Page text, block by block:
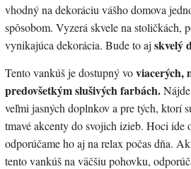
vhodný na dekoráciu vášho domova
spôsobom. Vyzerá skvele na stoličkách,
vynikajúca dekorácia. Bude to aj skvelý
Tento vankúš je dostupný voviacerých,
predovšetkým slušivých farbách.
veľmi jasných doplnkov a pre tých, ktorí
tmavé akcenty do svojich izieb. Hoci ide
odporúčame ho aj na relax počas dňa.
tento vankúš na väčšiu pohovku,